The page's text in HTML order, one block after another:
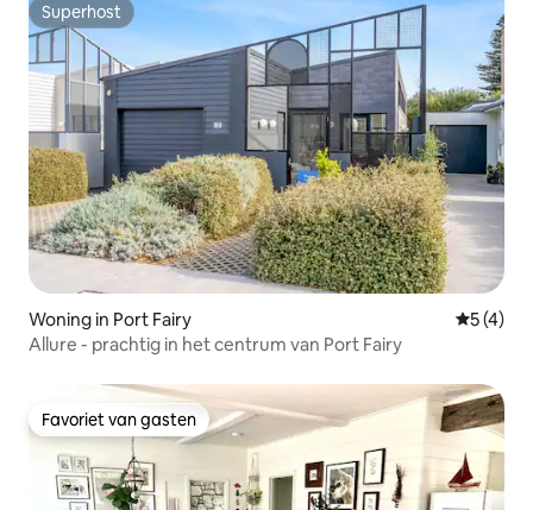
Superhost
Superhost
Woning in Port Fairy
5 (4)
Allure - prachtig in het centrum van Port Fairy
Favoriet van gasten
Favoriet van gasten